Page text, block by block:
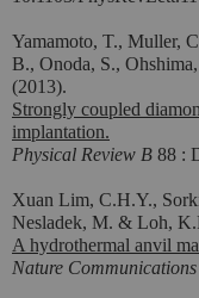
Yamamoto, T., Muller,
B., Onoda, S.,
(2013).
Strongly coupled
implantation.
Physical Review B 88 :
Xuan Lim, C.H.Y.,
Nesladek, M. & Loh,
A hydrothermal anvil
Nature Communications